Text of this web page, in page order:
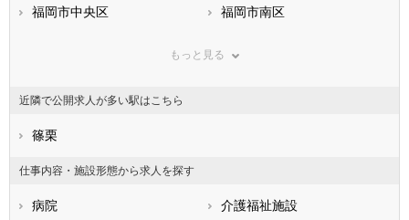
兵庫県
和歌山県
山口県
福岡県
佐賀県
熊本県
福岡市中央区
福岡市南区
北九州市門司区
北九州市戸畑区
市部
もっと見る
近隣で公開求人が多い駅はこちら
篠栗
仕事内容・施設形態から求人を探す
病院
介護福祉施設